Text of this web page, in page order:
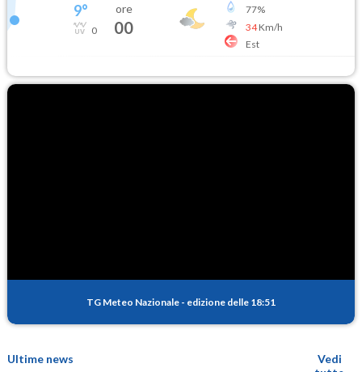
9°
0
ore
00
77%
34Km/h
Est
TG Meteo Nazionale - edizione delle 18:51
Ultime news
Vedi